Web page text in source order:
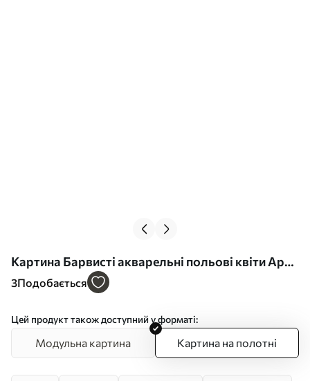
Картина Барвисті акварельні польові квіти Арт.
s39338
3Подобається
Цей продукт також доступний у форматі:
Модульна картина Картина на полотні